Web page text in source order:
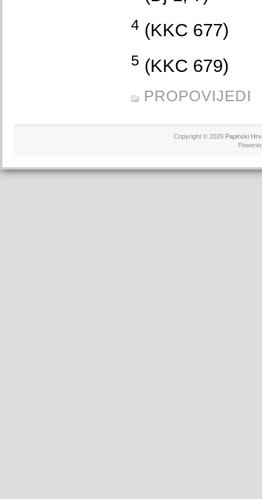
4 (KKC 677)
5 (KKC 679)
PROPOVIJEDI
Copyright © 2026 Papinski